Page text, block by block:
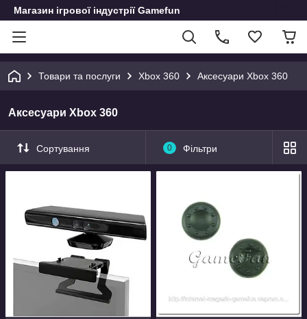
Магазин ігрової індустрії Gamefun
Товари та послуги Xbox 360 Аксесуари Xbox 360
Аксесуари Xbox 360
Сортування 0 Фільтри